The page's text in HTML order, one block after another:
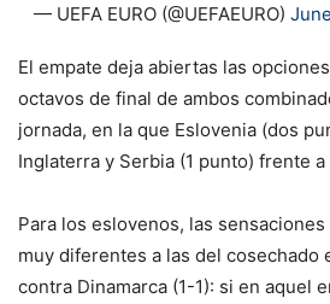
— UEFA EURO (@UEFAEURO)
El empate deja abiertas las
octavos de final de ambos
jornada, en la que Eslovenia (dos
Inglaterra y Serbia (1 punto) frente a
Para los eslovenos, las
muy diferentes a las del cosechado
contra Dinamarca (1-1): si en aquel